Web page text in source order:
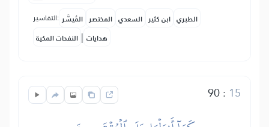
التفاسير: المُيسَّر المختصر السعدي ابن كثير الطبري
النفحات المكية | هدايات
90: 15